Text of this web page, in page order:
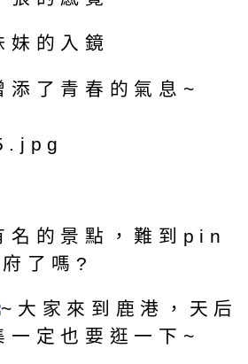
妹的入鏡
添了青春的氣息~
名的景點，難到pin
了嗎?
~大家來到鹿港，天后
一定也要逛一下~